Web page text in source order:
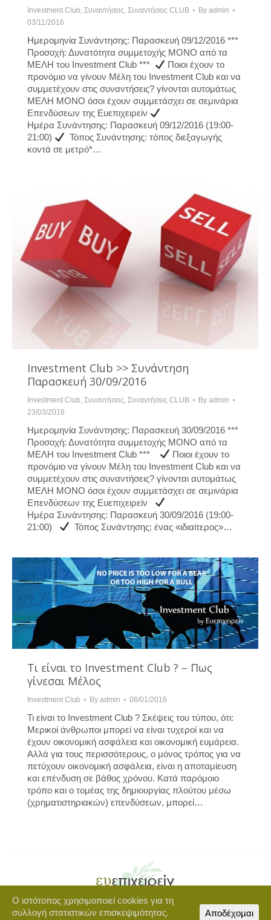
Investment Club, Συναντήσεις, Συναντήσεις CLUB By admin
03/11/2016
Ημερομηνία Συνάντησης: Παρασκευή 09/12/2016 ***
Προσοχή: Δυνατότητα συμμετοχής ΜΟΝΟ από τα
ΜΕΛΗ του Investment Club ***
Ποιοι έχουν το
προνόμιο να γίνουν Μέλη του Investment Club και να
συμμετέχουν στις συναντήσεις? γίνονται αυτομάτως
ΜΕΛΗ ΜΟΝΟ όσοι έχουν συμμετάσχει σε σεμινάρια
Επενδύσεων της Ευεπιχειρείν
Ημέρα Συνάντησης: Παρασκευή 09/12/2016 (19:00-
21:00)
Τόπος Συνάντησης: τόπος διεξαγωγής
κοντά σε μετρό*…
Investment Club >> Συνάντηση
Παρασκευή 30/09/2016
Investment Club, Συναντήσεις, Συναντήσεις CLUB By admin
23/03/2016
Ημερομηνία Συνάντησης: Παρασκευή 30/09/2016 ***
Προσοχή: Δυνατότητα συμμετοχής ΜΟΝΟ από τα
ΜΕΛΗ του Investment Club ***
Ποιοι έχουν το
προνόμιο να γίνουν Μέλη του Investment Club και να
συμμετέχουν στις συναντήσεις? γίνονται αυτομάτως
ΜΕΛΗ ΜΟΝΟ όσοι έχουν συμμετάσχει σε σεμινάρια
Επενδύσεων της Ευεπιχειρείν
Ημέρα Συνάντησης: Παρασκευή 30/09/2016 (19:00-
21:00)
Τόπος Συνάντησης: ένας «ιδιαίτερος»…
Τι είναι το Investment Club ? – Πως
γίνεσαι Μέλος
Investment Club By admin 08/01/2016
Τι είναι το Investment Club ? Σκέψεις του τύπου, ότι:
Μερικοί άνθρωποι μπορεί να είναι τυχεροί και να
έχουν οικονομική ασφάλεια και οικονομική ευμάρεια.
Αλλά για τους περισσότερους, ο μόνος τρόπος για να
πετύχουν οικονομική ασφάλεια, είναι η αποταμίευση
και επένδυση σε βάθος χρόνου. Κατά παρόμοιο
τρόπο και ο τομέας της δημιουργίας πλούτου μέσω
(χρηματιστηριακών) επενδύσεων, μπορεί…
Copyright © 2021 euepixeirein.gr | Developed by BigWebTheory
Ο ιστότοπος χρησιμοποιεί cookies για τη
συλλογή στατιστικών επισκεψιμότητας.
Αποδέχομαι